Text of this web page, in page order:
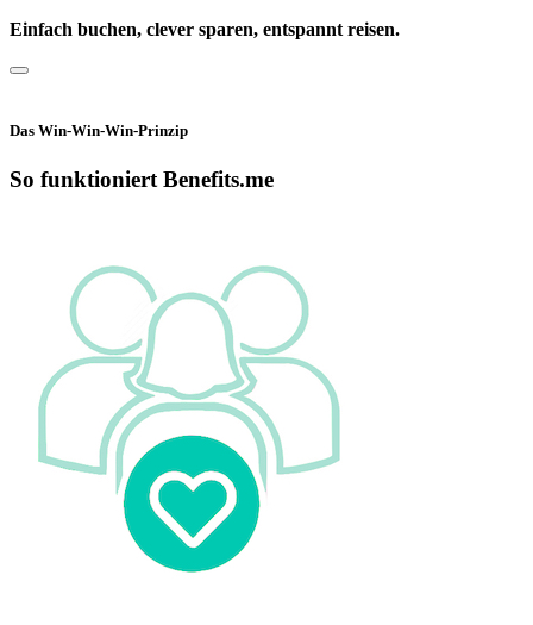
Einfach buchen, clever sparen, entspannt reisen.
Das Win-Win-Win-Prinzip
So funktioniert Benefits.me